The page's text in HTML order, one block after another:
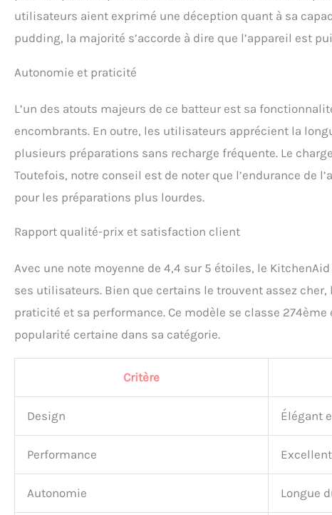
utilisateurs aient exprimé une déception quant à sa
pudding, la majorité s’accorde à dire que l’appareil est
Autonomie et praticité
L’un des atouts majeurs de ce batteur est sa
encombrants. En outre, les utilisateurs apprécient la
plusieurs préparations sans recharge fréquente. Le
Toutefois, notre conseil est de noter que l’endurance de
pour les préparations plus lourdes.
Rapport qualité-prix et satisfaction client
Avec une note moyenne de 4,4 sur 5 étoiles, le
ses utilisateurs. Bien que certains le trouvent assez
praticité et sa performance. Ce modèle se classe
popularité certaine dans sa catégorie.
Critère
Design Élégant
Performance
Autonomie Longue